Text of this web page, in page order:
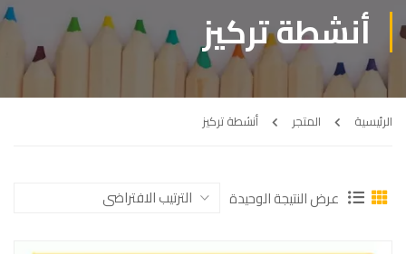
أنشطة تركيز
الرئيسية المتجر أنشطة تركيز
عرض النتيجة الوحيدة